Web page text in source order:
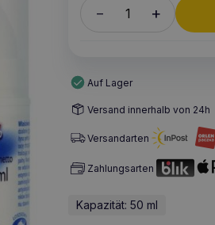
– +
Auf Lager
Versand innerhalb von 24h
Versandarten
Zahlungsarten
Kapazität: 50 ml